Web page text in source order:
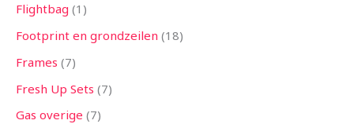
Flightbag 1
Footprint en grondzeilen 18
Frames 7
Fresh Up Sets 7
Gas overige 7